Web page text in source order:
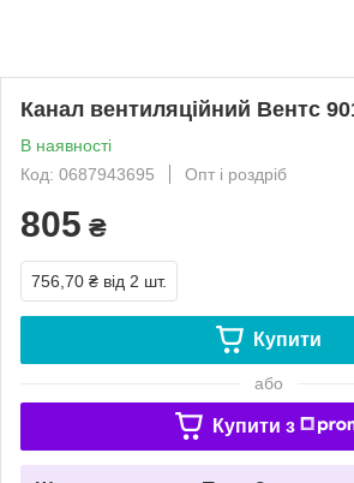
Канал вентиляційний Вентс
В наявності
Код: 0687943695
Опт і роздріб
805 ₴
756,70 ₴ від 2 шт.
Купити
або
Купити з